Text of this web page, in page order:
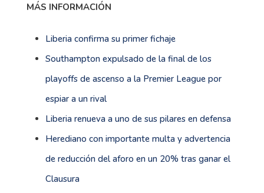
MÁS INFORMACIÓN
Liberia confirma su primer fichaje
Southampton expulsado de la final de los
playoffs de ascenso a la Premier League por
espiar a un rival
Liberia renueva a uno de sus pilares en defensa
Herediano con importante multa y advertencia
de reducción del aforo en un 20% tras ganar el
Clausura